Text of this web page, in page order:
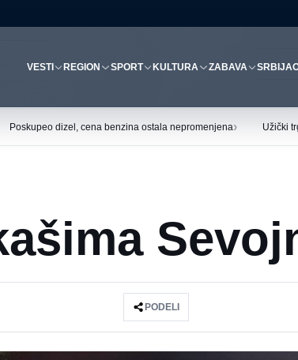
VESTI REGION SPORT KULTURA ZABAVA SRBIJA
Poskupeo dizel, cena benzina ostala nepromenjena› Užički
PODELI